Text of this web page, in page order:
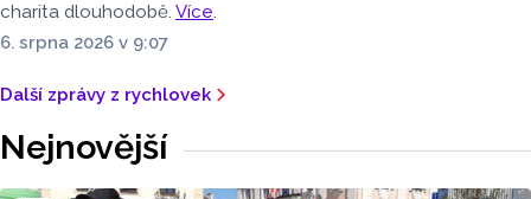
charita dlouhodobě. Více.
6. srpna 2026 v 9:07
Další zprávy z rychlovek
Nejnovější